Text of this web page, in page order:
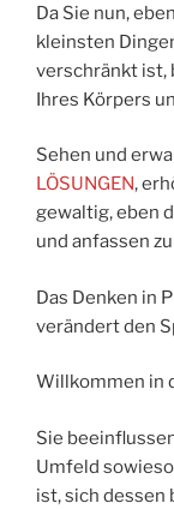
Da Sie nun,
kleinsten
verschränkt ist,
Ihres Körpers
Sehen und
LÖSUNGEN,
gewaltig, eben
und anfassen
Das Denken in
verändert den
Willkommen in
Sie
Umfeld
ist, sich dessen